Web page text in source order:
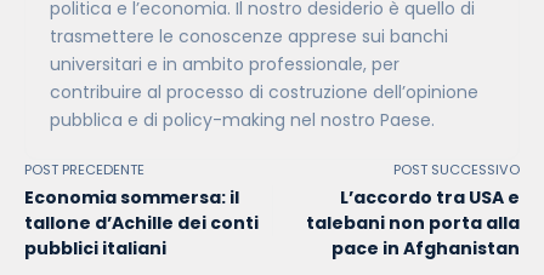
politica e l’economia. Il nostro desiderio è quello di
trasmettere le conoscenze apprese sui banchi
universitari e in ambito professionale, per
contribuire al processo di costruzione dell’opinione
pubblica e di policy-making nel nostro Paese.
POST PRECEDENTE
Economia sommersa: il
tallone d’Achille dei conti
pubblici italiani
POST SUCCESSIVO
L’accordo tra USA e
talebani non porta alla
pace in Afghanistan